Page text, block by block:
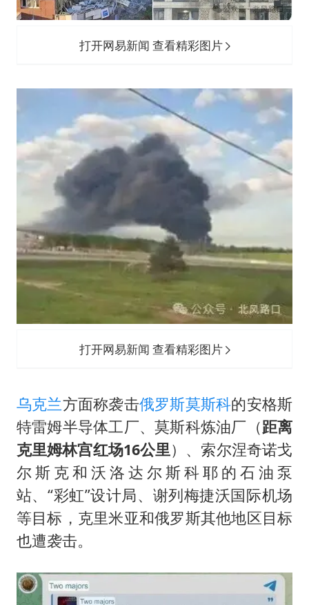
打开网易新闻 查看精彩图片
打开网易新闻 查看精彩图片
乌克兰方面称袭击俄罗斯莫斯科的安格斯
特雷姆半导体工厂、莫斯科炼油厂（距离
克里姆林宫红场16公里）、索尔涅奇诺戈
尔斯克和沃洛达尔斯科耶的石油泵
站、“彩虹”设计局、谢列梅捷沃国际机场
等目标，克里米亚和俄罗斯其他地区目标
也遭袭击。